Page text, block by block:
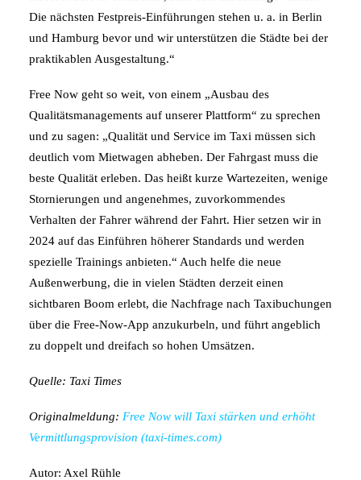
Die nächsten Festpreis-Einführungen stehen u. a. in Berlin
und Hamburg bevor und wir unterstützen die Städte bei der
praktikablen Ausgestaltung.“
Free Now geht so weit, von einem „Ausbau des
Qualitätsmanagements auf unserer Plattform“ zu sprechen
und zu sagen: „Qualität und Service im Taxi müssen sich
deutlich vom Mietwagen abheben. Der Fahrgast muss die
beste Qualität erleben. Das heißt kurze Wartezeiten, wenige
Stornierungen und angenehmes, zuvorkommendes
Verhalten der Fahrer während der Fahrt. Hier setzen wir in
2024 auf das Einführen höherer Standards und werden
spezielle Trainings anbieten.“ Auch helfe die neue
Außenwerbung, die in vielen Städten derzeit einen
sichtbaren Boom erlebt, die Nachfrage nach Taxibuchungen
über die Free-Now-App anzukurbeln, und führt angeblich
zu doppelt und dreifach so hohen Umsätzen.
Quelle: Taxi Times
Originalmeldung: Free Now will Taxi stärken und erhöht
Vermittlungsprovision (taxi-times.com)
Autor: Axel Rühle